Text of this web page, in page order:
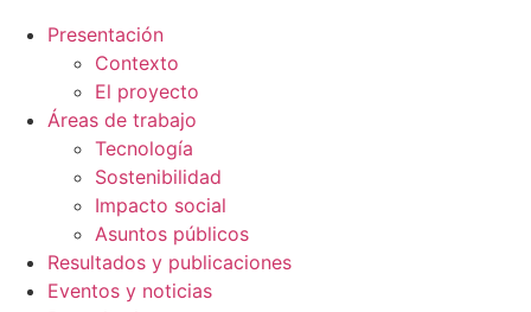
Presentación
Contexto
El proyecto
Áreas de trabajo
Tecnología
Sostenibilidad
Impacto social
Asuntos públicos
Resultados y publicaciones
Eventos y noticias